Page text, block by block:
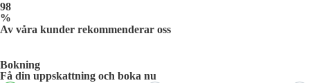
98
%
Av våra kunder rekommenderar oss
Bokning
Få din uppskattning och boka nu